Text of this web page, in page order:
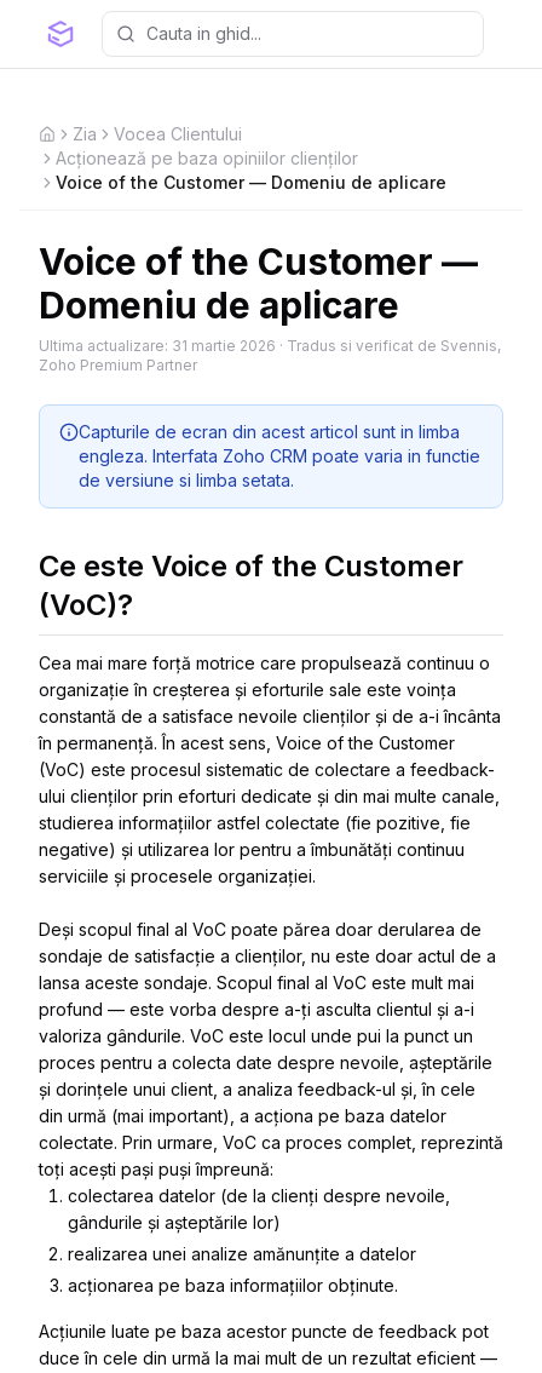
HomeZia
Vocea Clientului
Acționează pe baza opiniilor clienților
Voice of the Customer — Domeniu de aplicare
Voice of the Customer —
Domeniu de aplicare
Ultima actualizare: 31 martie 2026 · Tradus si verificat de Svennis,
Zoho Premium Partner
Capturile de ecran din acest articol sunt in limba
engleza. Interfata Zoho CRM poate varia in functie
de versiune si limba setata.
Ce este Voice of the Customer
(VoC)?
Cea mai mare forță motrice care propulsează continuu o
organizație în creșterea și eforturile sale este voința
constantă de a satisface nevoile clienților și de a-i încânta
în permanență. În acest sens, Voice of the Customer
(VoC) este procesul sistematic de colectare a feedback-
ului clienților prin eforturi dedicate și din mai multe canale,
studierea informațiilor astfel colectate (fie pozitive, fie
negative) și utilizarea lor pentru a îmbunătăți continuu
serviciile și procesele organizației.
Deși scopul final al VoC poate părea doar derularea de
sondaje de satisfacție a clienților, nu este doar actul de a
lansa aceste sondaje. Scopul final al VoC este mult mai
profund — este vorba despre a-ți asculta clientul și a-i
valoriza gândurile. VoC este locul unde pui la punct un
proces pentru a colecta date despre nevoile, așteptările
și dorințele unui client, a analiza feedback-ul și, în cele
din urmă (mai important), a acționa pe baza datelor
colectate. Prin urmare, VoC ca proces complet, reprezintă
toți acești pași puși împreună:
colectarea datelor (de la clienți despre nevoile,
gândurile și așteptările lor)
realizarea unei analize amănunțite a datelor
acționarea pe baza informațiilor obținute.
Acțiunile luate pe baza acestor puncte de feedback pot
duce în cele din urmă la mai mult de un rezultat eficient —